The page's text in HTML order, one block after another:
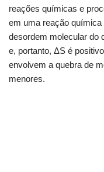
reações químicas e
em uma reação
desordem molecular do
e, portanto, ΔS é
envolvem a quebra de
menores.